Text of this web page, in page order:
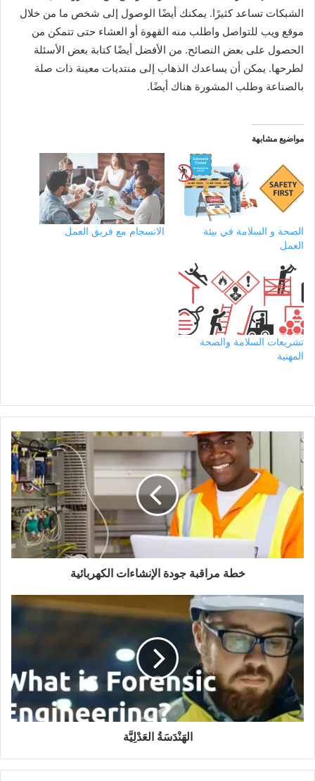
الشبكات تساعد كثيرًا. يمكنك أيضًا الوصول إلى شخص ما من خلال
موقع ويب للتواصل واطلب منه القهوة أو العشاء حتى تتمكن من
الحصول على بعض النصائح. من الأفضل أيضًا كتابة بعض الأسئلة
لطرحها. يمكن أن يساعدك الذهاب إلى منتديات معينة ذات صلة
بالصناعة وطلب المشورة هناك أيضًا.
مواضيع مشابهة
الصحة و السلامة في بيئة
العمل
الانسجام مع فريق العمل
تشريعات السلامة والصحة
المهنية
خطة مراقبة جودة الإنشاءات الكهربائية
الهَنْدَسَةُ العَدْلِيَّة